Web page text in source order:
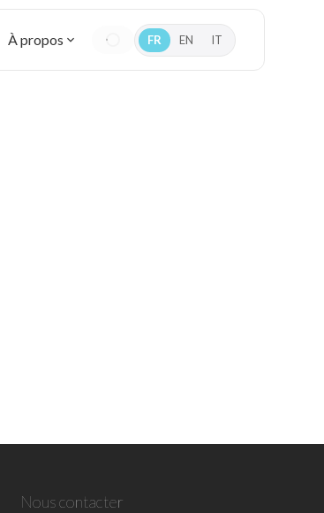
À propos FR EN IT
Nous contacter